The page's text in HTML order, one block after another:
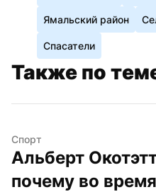
Ямальский район
Спасатели
Также по
Спорт
Альберт
почему во